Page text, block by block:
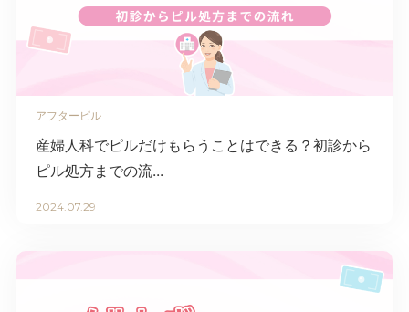
アフターピル
産婦人科でピルだけもらうことはできる？初診から
ピル処方までの流...
2024.07.29